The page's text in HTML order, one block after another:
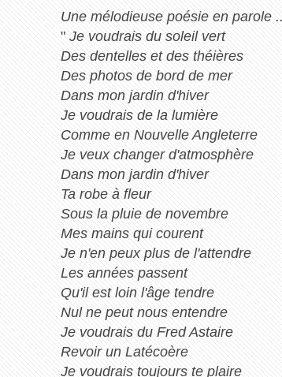
Une mélodieuse poésie en parole
" Je voudrais du soleil vert
Des dentelles et des théières
Des photos de bord de mer
Dans mon jardin d'hiver
Je voudrais de la lumière
Comme en Nouvelle Angleterre
Je veux changer d'atmosphère
Dans mon jardin d'hiver
Ta robe à fleur
Sous la pluie de novembre
Mes mains qui courent
Je n'en peux plus de l'attendre
Les années passent
Qu'il est loin l'âge tendre
Nul ne peut nous entendre
Je voudrais du Fred Astaire
Revoir un Latécoère
Je voudrais toujours te plaire